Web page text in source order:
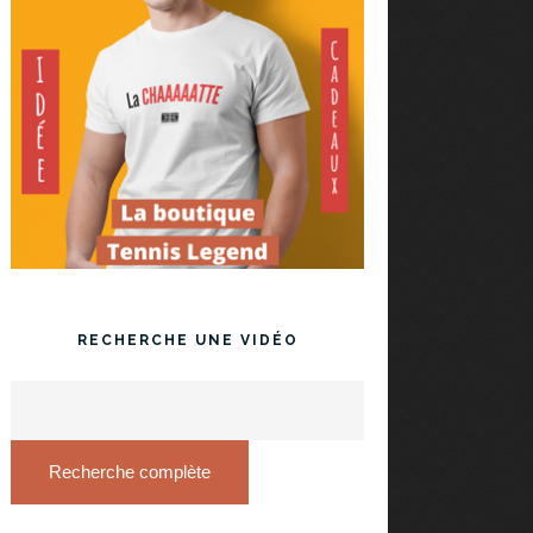
RECHERCHE UNE VIDÉO
Recherche complète